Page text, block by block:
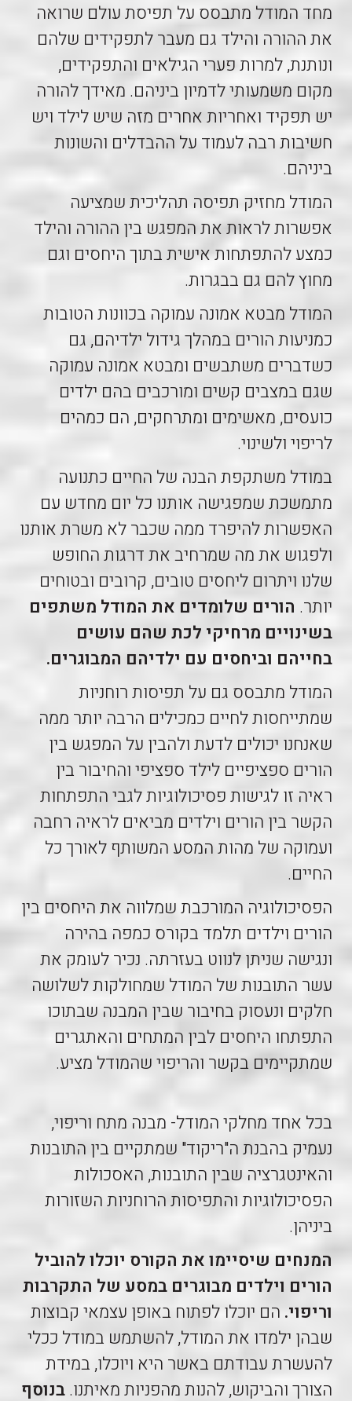
מחד המודל מתבסס על תפיסת עולם שרואה
את ההורה והילד גם מעבר לתפקידים שלהם
ונותנת, למרות פערי הגילאים והתפקידים,
מקום משמעותי לדמיון ביניהם. מאידך להורה
יש תפקיד ואחריות אחרים מזה שיש לילד ויש
חשיבות רבה לעמוד על ההבדלים והשונות
ביניהם.
המודל מחזיק תפיסה תהליכית שמציעה
אפשרות לראות את המפגש בין ההורה והילד
כמצע להתפתחות אישית בתוך היחסים וגם
מחוץ להם גם בבגרות.
המודל מבטא אמונה עמוקה בכוונות הטובות
כמניעות הורים במהלך גידול ילדיהם, גם
כשדברים משתבשים ומבטא אמונה עמוקה
שגם במצבים קשים ומורכבים בהם ילדים
כועסים, מאשימים ומתרחקים, הם כמהים
לריפוי ולשינוי.
במודל משתקפת הבנה של החיים כתנועה
מתמשכת שמפגישה אותנו כל יום מחדש עם
האפשרות להיפרד ממה שכבר לא משרת אותנו
ולפגוש את מה שמרחיב את דרגות החופש
שלנו ויתרום ליחסים טובים, קרובים ובטוחים
יותר. הורים שלומדים את המודל משתפים
בשינויים מרחיקי לכת שהם עושים
בחייהם וביחסים עם ילדיהם המבוגרים.
המודל מתבסס גם על תפיסות רוחניות
שמתייחסות לחיים כמכילים הרבה יותר ממה
שאנחנו יכולים לדעת ולהבין על המפגש בין
הורים ספציפיים לילד ספציפי והחיבור בין
ראיה זו לגישות פסיכולוגיות לגבי התפתחות
הקשר בין הורים וילדים מביאים לראיה רחבה
ועמוקה של מהות המסע המשותף לאורך כל
החיים.
הפסיכולוגיה המורכבת שמלווה את היחסים בין
הורים וילדים תלמד בקורס כמפה בהירה
ונגישה שניתן לנווט בעזרתה. נכיר לעומק את
עשר התובנות של המודל שמחולקות לשלושה
חלקים ונעסוק בחיבור שבין המבנה שבתוכו
התפתחו היחסים לבין המתחים והאתגרים
שמתקיימים בקשר והריפוי שהמודל מציע.
בכל אחד מחלקי המודל- מבנה מתח וריפוי,
נעמיק בהבנת ה"ריקוד" שמתקיים בין התובנות
והאינטגרציה שבין התובנות, האסכולות
הפסיכולוגיות והתפיסות הרוחניות השזורות
ביניהן.
המנחים שיסיימו את הקורס יוכלו להוביל
הורים וילדים מבוגרים במסע של התקרבות
וריפוי. הם יוכלו לפתוח באופן עצמאי קבוצות
שבהן ילמדו את המודל, להשתמש במודל ככלי
להעשרת עבודתם באשר היא ויוכלו, במידת
הצורך והביקוש, להנות מהפניות מאיתנו.בנוסף